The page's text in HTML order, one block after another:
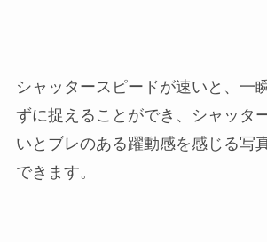
シャッタースピードが速いと、一
ずに捉えることができ、シャッタ
いとブレのある躍動感を感じる写
できます。